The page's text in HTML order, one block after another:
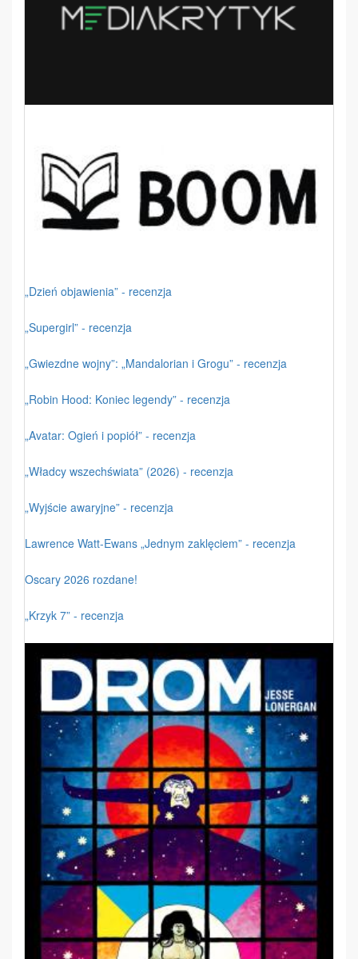
„Dzień objawienia” - recenzja
„Supergirl” - recenzja
„Gwiezdne wojny”: „Mandalorian i Grogu” - recenzja
„Robin Hood: Koniec legendy” - recenzja
„Avatar: Ogień i popiół” - recenzja
„Władcy wszechświata” (2026) - recenzja
„Wyjście awaryjne” - recenzja
Lawrence Watt-Ewans „Jednym zaklęciem” - recenzja
Oscary 2026 rozdane!
„Krzyk 7” - recenzja